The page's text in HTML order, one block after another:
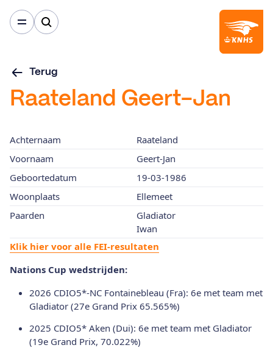
Terug
Raateland Geert-Jan
Achternaam
Raateland
Voornaam
Geert-Jan
Geboortedatum
19-03-1986
Woonplaats
Ellemeet
Paarden
Gladiator
Iwan
Klik hier voor alle FEI-resultaten
Nations Cup wedstrijden:
2026 CDIO5*-NC Fontainebleau (Fra): 6e met team met
Gladiator (27e Grand Prix 65.565%)
2025 CDIO5* Aken (Dui): 6e met team met Gladiator
(19e Grand Prix, 70.022%)